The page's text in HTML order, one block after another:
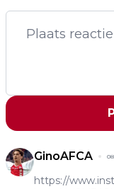
GinoAFCA
https://